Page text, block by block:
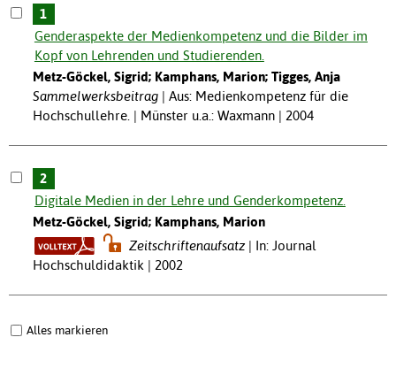
1
Genderaspekte der Medienkompetenz und die Bilder im
Kopf von Lehrenden und Studierenden.
Metz-Göckel, Sigrid; Kamphans, Marion; Tigges, Anja
Sammelwerksbeitrag
Aus: Medienkompetenz für die
Hochschullehre. | Münster u.a.: Waxmann | 2004
2
Digitale Medien in der Lehre und Genderkompetenz.
Metz-Göckel, Sigrid; Kamphans, Marion
Zeitschriftenaufsatz
In: Journal
Hochschuldidaktik | 2002
Alles markieren